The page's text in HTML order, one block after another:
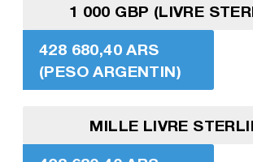
1 000 GBP (LIVRE
428 680,40 ARS
(PESO ARGENTIN)
MILLE LIVRE